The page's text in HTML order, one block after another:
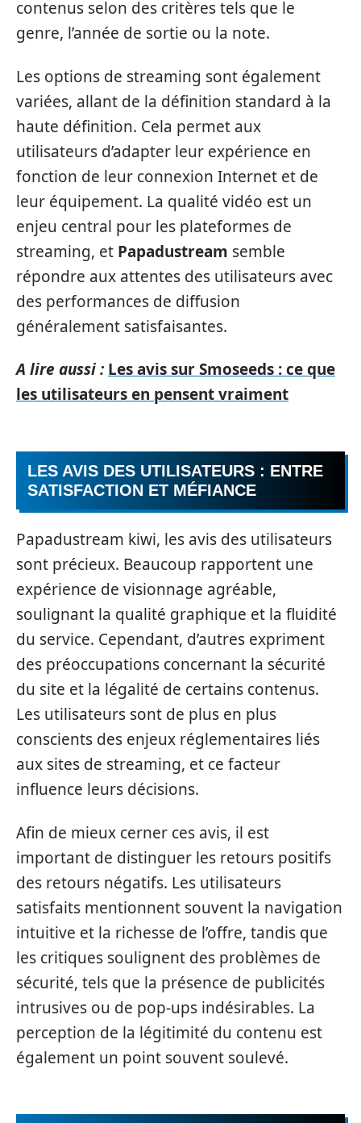
contenus selon des critères tels que le
genre, l’année de sortie ou la note.
Les options de streaming sont également
variées, allant de la définition standard à la
haute définition. Cela permet aux
utilisateurs d’adapter leur expérience en
fonction de leur connexion Internet et de
leur équipement. La qualité vidéo est un
enjeu central pour les plateformes de
streaming, et Papadustream semble
répondre aux attentes des utilisateurs avec
des performances de diffusion
généralement satisfaisantes.
A lire aussi : Les avis sur Smoseeds : ce que
les utilisateurs en pensent vraiment
LES AVIS DES UTILISATEURS : ENTRE
SATISFACTION ET MÉFIANCE
Papadustream kiwi, les avis des utilisateurs
sont précieux. Beaucoup rapportent une
expérience de visionnage agréable,
soulignant la qualité graphique et la fluidité
du service. Cependant, d’autres expriment
des préoccupations concernant la sécurité
du site et la légalité de certains contenus.
Les utilisateurs sont de plus en plus
conscients des enjeux réglementaires liés
aux sites de streaming, et ce facteur
influence leurs décisions.
Afin de mieux cerner ces avis, il est
important de distinguer les retours positifs
des retours négatifs. Les utilisateurs
satisfaits mentionnent souvent la navigation
intuitive et la richesse de l’offre, tandis que
les critiques soulignent des problèmes de
sécurité, tels que la présence de publicités
intrusives ou de pop-ups indésirables. La
perception de la légitimité du contenu est
également un point souvent soulevé.